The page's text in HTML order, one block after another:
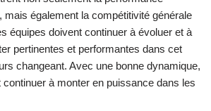
mais également la compétitivité générale
équipes doivent continuer à évoluer et à
pertinentes et performantes dans cet
changeant. Avec une bonne dynamique,
à monter en puissance dans les